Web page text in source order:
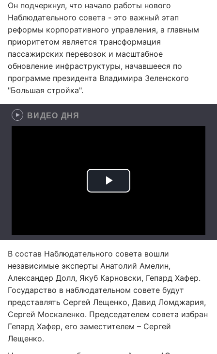
Он подчеркнул, что начало работы нового
Наблюдательного совета - это важный этап
реформы корпоративного управления, а главным
приоритетом является трансформация
пассажирских перевозок и масштабное
обновление инфраструктуры, начавшееся по
программе президента Владимира Зеленского
"Большая стройка".
ВИДЕО ДНЯ
В состав Наблюдательного совета вошли
независимые эксперты Анатолий Амелин,
Александер Долл, Якуб Карновски, Гепард Хафер.
Государство в наблюдательном совете будут
представлять Сергей Лещенко, Давид Ломджария,
Сергей Москаленко. Председателем совета избран
Гепард Хафер, его заместителем – Сергей
Лещенко.